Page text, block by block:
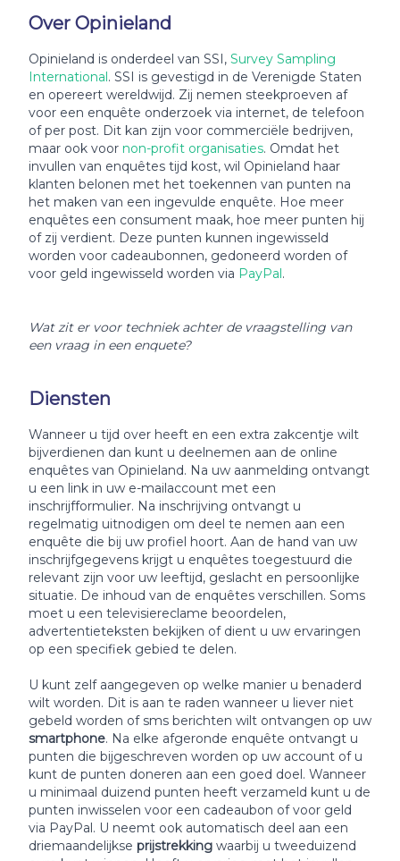
Over Opinieland
Opinieland is onderdeel van SSI, Survey Sampling
International. SSI is gevestigd in de Verenigde Staten
en opereert wereldwijd. Zij nemen steekproeven af
voor een enquête onderzoek via internet, de telefoon
of per post. Dit kan zijn voor commerciële bedrijven,
maar ook voor non-profit organisaties. Omdat het
invullen van enquêtes tijd kost, wil Opinieland haar
klanten belonen met het toekennen van punten na
het maken van een ingevulde enquête. Hoe meer
enquêtes een consument maak, hoe meer punten hij
of zij verdient. Deze punten kunnen ingewisseld
worden voor cadeaubonnen, gedoneerd worden of
voor geld ingewisseld worden via PayPal.
Wat zit er voor techniek achter de vraagstelling van
een vraag in een enquete?
Diensten
Wanneer u tijd over heeft en een extra zakcentje wilt
bijverdienen dan kunt u deelnemen aan de online
enquêtes van Opinieland. Na uw aanmelding ontvangt
u een link in uw e-mailaccount met een
inschrijfformulier. Na inschrijving ontvangt u
regelmatig uitnodigen om deel te nemen aan een
enquête die bij uw profiel hoort. Aan de hand van uw
inschrijfgegevens krijgt u enquêtes toegestuurd die
relevant zijn voor uw leeftijd, geslacht en persoonlijke
situatie. De inhoud van de enquêtes verschillen. Soms
moet u een televisiereclame beoordelen,
advertentieteksten bekijken of dient u uw ervaringen
op een specifiek gebied te delen.
U kunt zelf aangegeven op welke manier u benaderd
wilt worden. Dit is aan te raden wanneer u liever niet
gebeld worden of sms berichten wilt ontvangen op uw
smartphone. Na elke afgeronde enquête ontvangt u
punten die bijgeschreven worden op uw account of u
kunt de punten doneren aan een goed doel. Wanneer
u minimaal duizend punten heeft verzameld kunt u de
punten inwisselen voor een cadeaubon of voor geld
via PayPal. U neemt ook automatisch deel aan een
driemaandelijkse prijstrekking waarbij u tweeduizend